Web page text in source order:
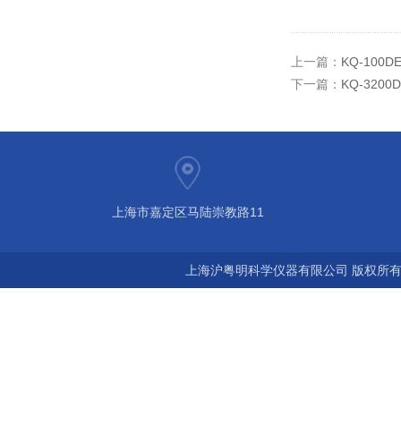
上一篇： KQ-
下一篇： KQ-
上海市嘉定区马陆崇教路11
上海沪粤明科学仪器有限公司 版权所